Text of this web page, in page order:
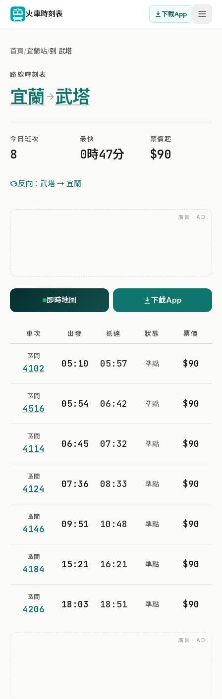
火車時刻表 下載App
首頁/宜蘭站/到 武塔
路線時刻表
宜蘭 武塔
今日班次
8
最快
0時47分
票價起
$90
反向：武塔 → 宜蘭
廣告 · AD
即時地圖 下載App
車次 出發 抵達 狀態 票價
區間
4102 05:10 05:57 準點 $90
區間
4516 05:54 06:42 準點 $90
區間
4114 06:45 07:32 準點 $90
區間
4124 07:36 08:33 準點 $90
區間
4146 09:51 10:48 準點 $90
區間
4184 15:21 16:21 準點 $90
區間
4206 18:03 18:51 準點 $90
廣告 · AD